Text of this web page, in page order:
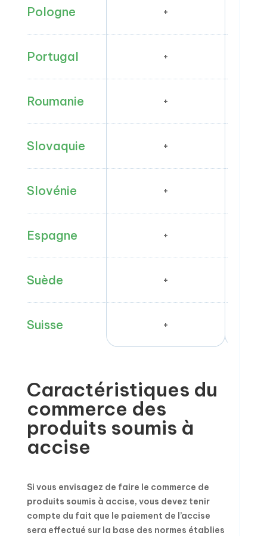
Pologne +
Portugal +
Roumanie +
Slovaquie +
Slovénie +
Espagne +
Suède +
Suisse +
Caractéristiques du
commerce des
produits soumis à
accise
Si vous envisagez de faire le commerce de
produits soumis à accise, vous devez tenir
compte du fait que le paiement de l’accise
sera effectué sur la base des normes établies